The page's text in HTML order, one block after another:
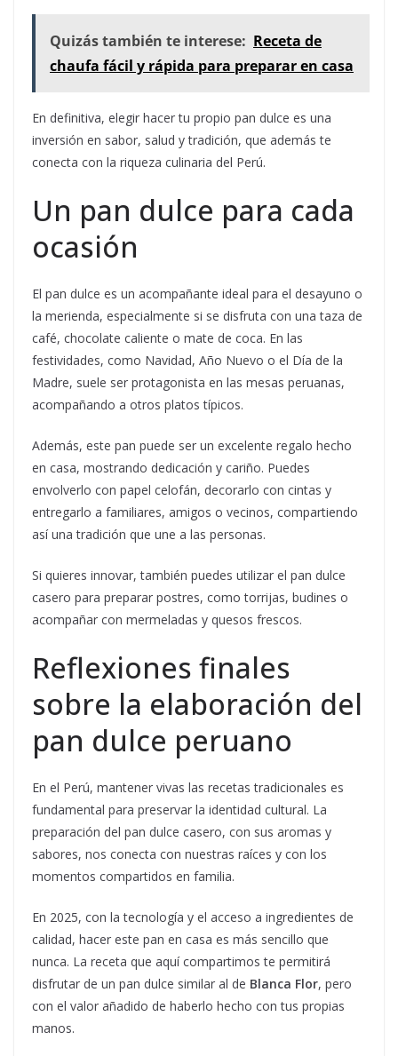
Quizás también te interese: Receta de
chaufa fácil y rápida para preparar en casa
En definitiva, elegir hacer tu propio pan dulce es una
inversión en sabor, salud y tradición, que además te
conecta con la riqueza culinaria del Perú.
Un pan dulce para cada
ocasión
El pan dulce es un acompañante ideal para el desayuno o
la merienda, especialmente si se disfruta con una taza de
café, chocolate caliente o mate de coca. En las
festividades, como Navidad, Año Nuevo o el Día de la
Madre, suele ser protagonista en las mesas peruanas,
acompañando a otros platos típicos.
Además, este pan puede ser un excelente regalo hecho
en casa, mostrando dedicación y cariño. Puedes
envolverlo con papel celofán, decorarlo con cintas y
entregarlo a familiares, amigos o vecinos, compartiendo
así una tradición que une a las personas.
Si quieres innovar, también puedes utilizar el pan dulce
casero para preparar postres, como torrijas, budines o
acompañar con mermeladas y quesos frescos.
Reflexiones finales
sobre la elaboración del
pan dulce peruano
En el Perú, mantener vivas las recetas tradicionales es
fundamental para preservar la identidad cultural. La
preparación del pan dulce casero, con sus aromas y
sabores, nos conecta con nuestras raíces y con los
momentos compartidos en familia.
En 2025, con la tecnología y el acceso a ingredientes de
calidad, hacer este pan en casa es más sencillo que
nunca. La receta que aquí compartimos te permitirá
disfrutar de un pan dulce similar al de Blanca Flor, pero
con el valor añadido de haberlo hecho con tus propias
manos.